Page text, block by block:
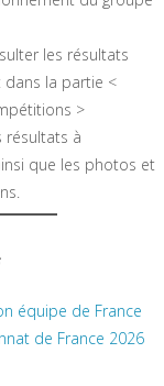
les résultats
dans la partie <
>
résultats à
que les photos et
équipe de France
de France 2026